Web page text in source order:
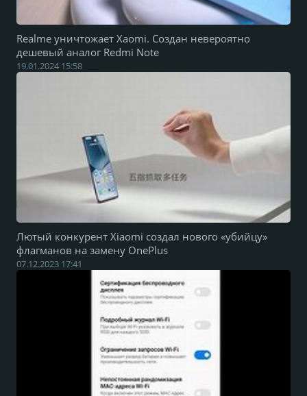
Realme уничтожает Xaomi. Создан невероятно
дешевый аналог Redmi Note
19.01.2024 15:58
Лютый конкурент Xiaomi создал нового «убийцу»
флагманов на замену OnePlus
07.12.2023 17:41